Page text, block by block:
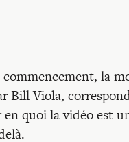
commencement, la
Bill Viola,
quoi la vidéo est